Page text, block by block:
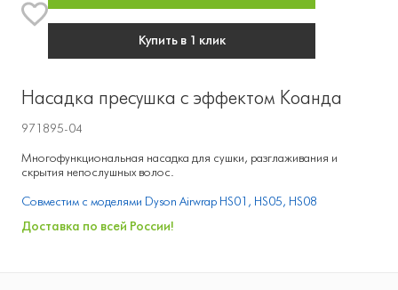
Насадка пресушка с эффектом Коанда
971895-04
Многофункциональная насадка для сушки, разглаживания и
скрытия непослушных волос.
Совместим с моделями Dyson Airwrap HS01, HS05, HS08
Доставка по всей России!
Купить в 1 клик